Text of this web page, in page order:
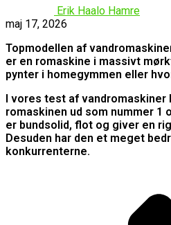
Erik Haalo Hamre
maj 17, 2026
Topmodellen af
er en romaskine i massivt
pynter i homegymmen eller
I vores test af vandromaskiner
romaskinen ud som nummer 1
er bundsolid, flot og giver en
Desuden har den et meget
konkurrenterne.